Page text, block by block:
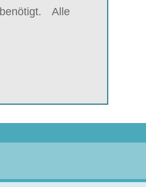
Alle